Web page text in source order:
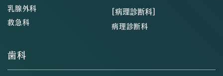
乳腺外科
救急科
[病理診断科]
病理診断科
歯科